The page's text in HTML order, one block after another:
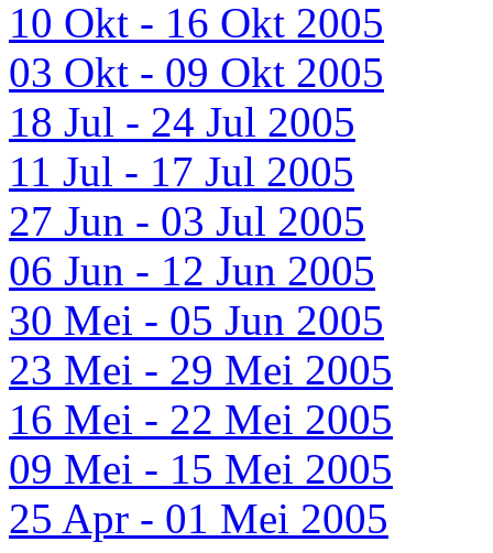
10 Okt - 16 Okt 2005
03 Okt - 09 Okt 2005
18 Jul - 24 Jul 2005
11 Jul - 17 Jul 2005
27 Jun - 03 Jul 2005
06 Jun - 12 Jun 2005
30 Mei - 05 Jun 2005
23 Mei - 29 Mei 2005
16 Mei - 22 Mei 2005
09 Mei - 15 Mei 2005
25 Apr - 01 Mei 2005